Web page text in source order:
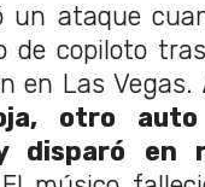
un ataque
de copiloto
en Las Vegas.
otro
disparó en